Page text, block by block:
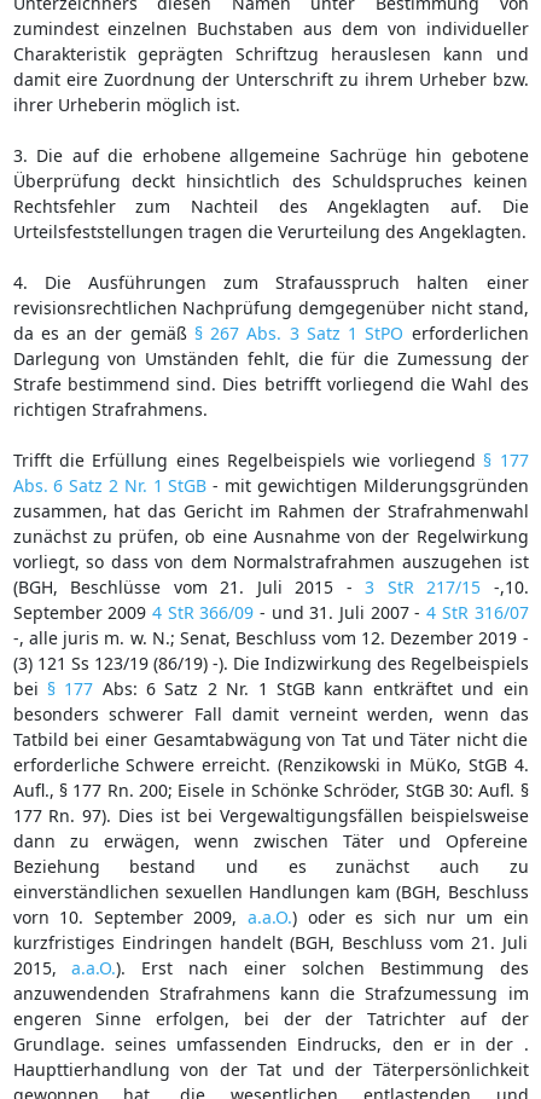
zumindest einzelnen Buchstaben aus dem von individueller
Charakteristik geprägten Schriftzug herauslesen kann und
damit eire Zuordnung der Unterschrift zu ihrem Urheber bzw.
ihrer Urheberin möglich ist.
3. Die auf die erhobene allgemeine Sachrüge hin gebotene
Überprüfung deckt hinsichtlich des Schuldspruches keinen
Rechtsfehler zum Nachteil des Angeklagten auf. Die
Urteilsfeststellungen tragen die Verurteilung des Angeklagten.
4. Die Ausführungen zum Strafausspruch halten einer
revisionsrechtlichen Nachprüfung demgegenüber nicht stand,
da es an der gemäß § 267 Abs. 3 Satz 1 StPO erforderlichen
Darlegung von Umständen fehlt, die für die Zumessung der
Strafe bestimmend sind. Dies betrifft vorliegend die Wahl des
richtigen Strafrahmens.
Trifft die Erfüllung eines Regelbeispiels wie vorliegend § 177
Abs. 6 Satz 2 Nr. 1 StGB - mit gewichtigen Milderungsgründen
zusammen, hat das Gericht im Rahmen der Strafrahmenwahl
zunächst zu prüfen, ob eine Ausnahme von der Regelwirkung
vorliegt, so dass von dem Normalstrafrahmen auszugehen ist
(BGH, Beschlüsse vom 21. Juli 2015 - 3 StR 217/15 -,10.
September 2009 4 StR 366/09 - und 31. Juli 2007 -4 StR 316/07
-, alle juris m. w. N.; Senat, Beschluss vom 12. Dezember 2019 -
(3) 121 Ss 123/19 (86/19) -). Die Indizwirkung des Regelbeispiels
bei § 177 Abs: 6 Satz 2 Nr. 1 StGB kann entkräftet und ein
besonders schwerer Fall damit verneint werden, wenn das
Tatbild bei einer Gesamtabwägung von Tat und Täter nicht die
erforderliche Schwere erreicht. (Renzikowski in MüKo, StGB 4.
Aufl., § 177 Rn. 200; Eisele in Schönke Schröder, StGB 30: Aufl. §
177 Rn. 97). Dies ist bei Vergewaltigungsfällen beispielsweise
dann zu erwägen, wenn zwischen Täter und Opfereine
Beziehung bestand und es zunächst auch zu
einverständlichen sexuellen Handlungen kam (BGH, Beschluss
vorn 10. September 2009, a.a.O.) oder es sich nur um ein
kurzfristiges Eindringen handelt (BGH, Beschluss vom 21. Juli
2015,a.a.O.). Erst nach einer solchen Bestimmung des
anzuwendenden Strafrahmens kann die Strafzumessung im
engeren Sinne erfolgen, bei der der Tatrichter auf der
Grundlage. seines umfassenden Eindrucks, den er in der .
Haupttierhandlung von der Tat und der Täterpersönlichkeit
gewonnen hat, die wesentlichen entlastenden und